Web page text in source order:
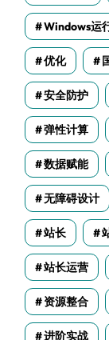
Windows运
优化
安全防护
弹性计算
数据赋能
无障碍设计
站长
站长运营
资源整合
进阶实战